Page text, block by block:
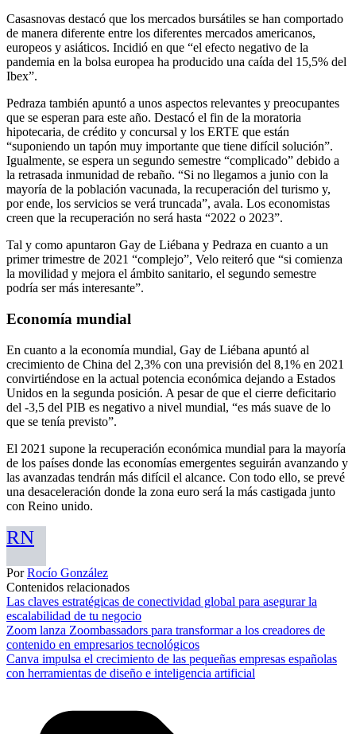
Casasnovas destacó que los mercados bursátiles se han comportado
de manera diferente entre los diferentes mercados americanos,
europeos y asiáticos. Incidió en que “el efecto negativo de la
pandemia en la bolsa europea ha producido una caída del 15,5% del
Ibex”.
Pedraza también apuntó a unos aspectos relevantes y preocupantes
que se esperan para este año. Destacó el fin de la moratoria
hipotecaria, de crédito y concursal y los ERTE que están
“suponiendo un tapón muy importante que tiene difícil solución”.
Igualmente, se espera un segundo semestre “complicado” debido a
la retrasada inmunidad de rebaño. “Si no llegamos a junio con la
mayoría de la población vacunada, la recuperación del turismo y,
por ende, los servicios se verá truncada”, avala. Los economistas
creen que la recuperación no será hasta “2022 o 2023”.
Tal y como apuntaron Gay de Liébana y Pedraza en cuanto a un
primer trimestre de 2021 “complejo”, Velo reiteró que “si comienza
la movilidad y mejora el ámbito sanitario, el segundo semestre
podría ser más interesante”.
Economía mundial
En cuanto a la economía mundial, Gay de Liébana apuntó al
crecimiento de China del 2,3% con una previsión del 8,1% en 2021
convirtiéndose en la actual potencia económica dejando a Estados
Unidos en la segunda posición. A pesar de que el cierre deficitario
del -3,5 del PIB es negativo a nivel mundial, “es más suave de lo
que se tenía previsto”.
El 2021 supone la recuperación económica mundial para la mayoría
de los países donde las economías emergentes seguirán avanzando y
las avanzadas tendrán más difícil el alcance. Con todo ello, se prevé
una desaceleración donde la zona euro será la más castigada junto
con Reino unido.
RN
PorRocío González
Contenidos relacionados
Las claves estratégicas de conectividad global para asegurar la
escalabilidad de tu negocio
Zoom lanza Zoombassadors para transformar a los creadores de
contenido en empresarios tecnológicos
Canva impulsa el crecimiento de las pequeñas empresas españolas
con herramientas de diseño e inteligencia artificial